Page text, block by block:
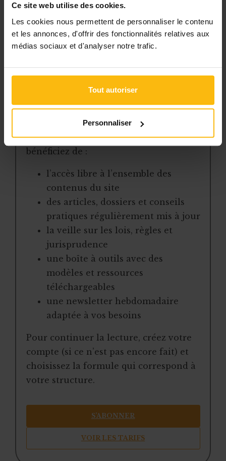
Ce site web utilise des cookies.
Les cookies nous permettent de personnaliser le contenu
et les annonces, d'offrir des fonctionnalités relatives aux
médias sociaux et d'analyser notre trafic.
Tout autoriser
Personnaliser
percevoir aucunj
Cet article est réservé aux
un accès complet à des ressources
Avec votre abonnement, vous
bénéficiez de :
l’accès libre à l’ensemble des
contenus du site
des articles, dossiers et conseils
pratiques régulièrement mis à jour
la veille sur les lois, règles et
jurisprudence
une boîte à outils avec des
modèles et ressources
téléchargeables
une newsletter hebdomadaire
adaptée à vos besoins
Pour continuer la lecture, créez votre
compte (si ce n’est pas encore fait) et
choisissez la formule qui correspond à
votre structure.
S’ABONNER
VOIR LES TARIFS